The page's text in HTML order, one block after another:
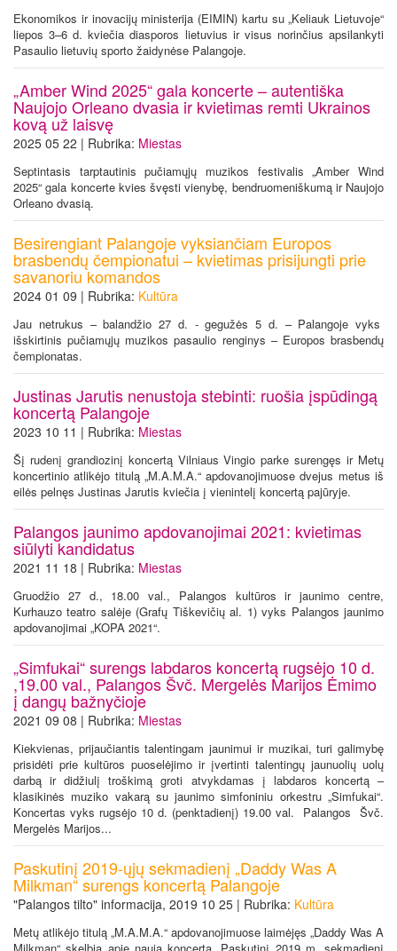
Ekonomikos ir inovacijų ministerija (EIMIN) kartu su „Keliauk Lietuvoje“
liepos 3–6 d. kviečia diasporos lietuvius ir visus norinčius apsilankyti
Pasaulio lietuvių sporto žaidynėse Palangoje.
„Amber Wind 2025“ gala koncerte – autentiška
Naujojo Orleano dvasia ir kvietimas remti Ukrainos
kovą už laisvę
2025 05 22 | Rubrika: Miestas
Septintasis tarptautinis pučiamųjų muzikos festivalis „Amber Wind
2025“ gala koncerte kvies švęsti vienybę, bendruomeniškumą ir Naujojo
Orleano dvasią.
Besirengiant Palangoje vyksiančiam Europos
brasbendų čempionatui – kvietimas prisijungti prie
savanoriu komandos
2024 01 09 | Rubrika: Kultūra
Jau netrukus – balandžio 27 d. - gegužės 5 d. – Palangoje vyks
išskirtinis pučiamųjų muzikos pasaulio renginys – Europos brasbendų
čempionatas.
Justinas Jarutis nenustoja stebinti: ruošia įspūdingą
koncertą Palangoje
2023 10 11 | Rubrika: Miestas
Šį rudenį grandiozinį koncertą Vilniaus Vingio parke surengęs ir Metų
koncertinio atlikėjo titulą „M.A.M.A.“ apdovanojimuose dvejus metus iš
eilės pelnęs Justinas Jarutis kviečia į vienintelį koncertą pajūryje.
Palangos jaunimo apdovanojimai 2021: kvietimas
siūlyti kandidatus
2021 11 18 | Rubrika: Miestas
Gruodžio 27 d., 18.00 val., Palangos kultūros ir jaunimo centre,
Kurhauzo teatro salėje (Grafų Tiškevičių al. 1) vyks Palangos jaunimo
apdovanojimai „KOPA 2021“.
„Simfukai“ surengs labdaros koncertą rugsėjo 10 d.
,19.00 val., Palangos Švč. Mergelės Marijos Ėmimo
į dangų bažnyčioje
2021 09 08 | Rubrika: Miestas
Kiekvienas, prijaučiantis talentingam jaunimui ir muzikai, turi galimybę
prisidėti prie kultūros puoselėjimo ir įvertinti talentingų jaunuolių uolų
darbą ir didžiulį troškimą groti atvykdamas į labdaros koncertą –
klasikinės muziko vakarą su jaunimo simfoniniu orkestru „Simfukai“.
Koncertas vyks rugsėjo 10 d. (penktadienį) 19.00 val. Palangos Švč.
Mergelės Marijos...
Paskutinį 2019-ųjų sekmadienį „Daddy Was A
Milkman“ surengs koncertą Palangoje
"Palangos tilto" informacija, 2019 10 25 | Rubrika: Kultūra
Metų atlikėjo titulą „M.A.M.A.“ apdovanojimuose laimėjęs „Daddy Was A
Milkman“ skelbia apie naują koncertą. Paskutinį 2019 m. sekmadienį